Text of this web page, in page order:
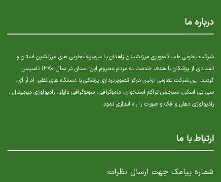
درباره ما
شرکت تعاونی طب تصویری مرزنشینان زاهدان با سرمایه تعاونی های مرزنشین استان و
تعدادی از پزشکان با هدف خدمت به مردم محروم این استان در سال ۱۳۸۰ تاسیس
گردید. این شرکت تعاونی اولین مرکز تصویربرداری پزشکی با دستگاه های نظیر إم آر آی،
سی تی اسکن، سنجش تراکم استخوان، ماموگرافی، سونوگرافی داپلر، رادیولوژی دیجیتال ،
رادیولوژی دهان و فک و صورت را راه اندازی نمود.
ارتباط با ما
شماره پیامک جهت ارسال نظرات: